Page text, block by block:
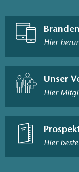
Hier
Unser
Hier
Hier